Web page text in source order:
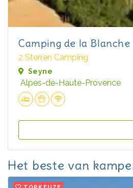
Camping de la Blanche
2 Sterren Camping
Seyne
Alpes-de-Haute-Provence
Het beste van